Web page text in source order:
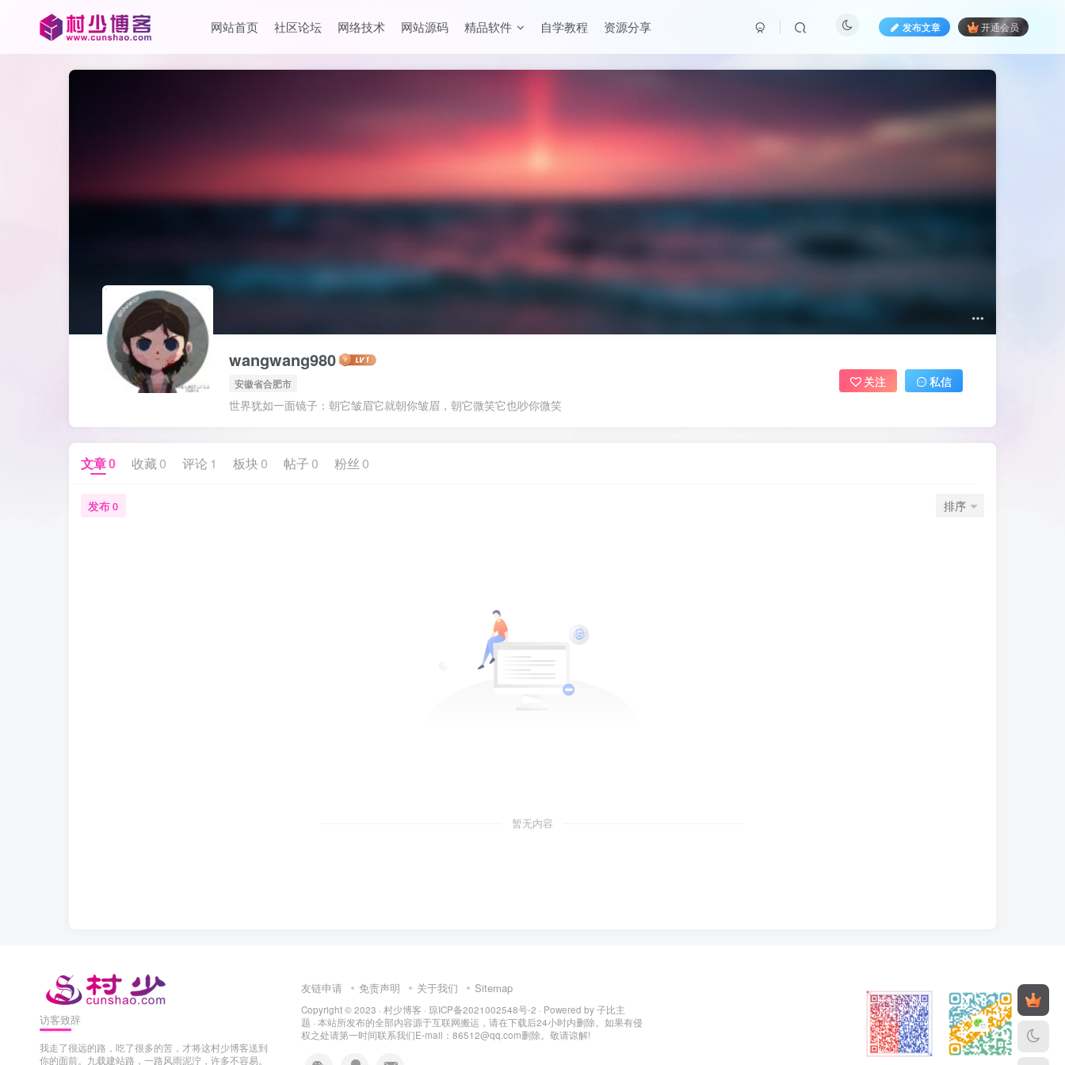
网站首页 社区论坛 网络技术 网站源码 精品软件 自学教程 资源分享 发布文章 开通会员
wangwang980
安徽省合肥市
世界犹如一面镜子：朝它皱眉它就朝你皱眉，朝它微笑它也吵你微笑
关注 私信
文章0 收藏 0 评论 1 板块 0 帖子 0 粉丝 0
发布0 排序
暂无内容
访客致辞
我走了很远的路，吃了很多的苦，才将这村少博客送到
你的面前。九载建站路，一路风雨泥泞，许多不容易。
友链申请 免责声明 关于我们 Sitemap
Copyright © 2023 · 村少博客 · 琼ICP备2021002548号-2 · Powered by子比主
题 · 本站所发布的全部内容源于互联网搬运，请在下载后24小时内删除。如果有侵
权之处请第一时间联系我们E-mail：86512@qq.com删除。敬请谅解!